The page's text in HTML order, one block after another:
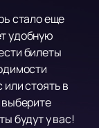
стало еще
удобную
билеты
стоять в
будут у вас!